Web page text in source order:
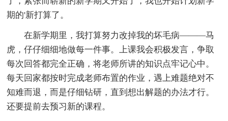
期的'新打算了。
在新学期里，我打算努力改掉我的坏毛病———马
虎，仔仔细细地做每一件事。上课我会积极发言，争取
每次回答都完全正确，将老师所讲的知识点牢记心中。
每天回家都按时完成老师布置的作业，遇上难题绝对不
知难而退，而是仔细钻研，直到想出解题的办法才行。
还要提前去预习新的课程。